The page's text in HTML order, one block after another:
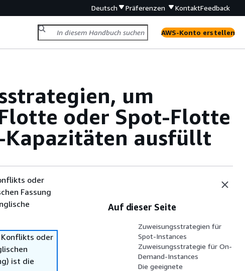
Deutsch Präferenzen KontaktFeedback
AWS-Konto erstellen
um
oder Spot-Flotte
Kapazitäten ausfüllt
oder
Fassung
oder
ist die
Auf dieser Seite
Zuweisungsstrategien für
Spot-Instances
Zuweisungsstrategie für On-
Demand-Instances
Die geeignete